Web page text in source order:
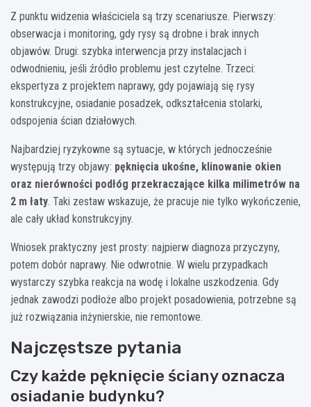
Z punktu widzenia właściciela są trzy scenariusze. Pierwszy:
obserwacja i monitoring, gdy rysy są drobne i brak innych
objawów. Drugi: szybka interwencja przy instalacjach i
odwodnieniu, jeśli źródło problemu jest czytelne. Trzeci:
ekspertyza z projektem naprawy, gdy pojawiają się rysy
konstrukcyjne, osiadanie posadzek, odkształcenia stolarki,
odspojenia ścian działowych.
Najbardziej ryzykowne są sytuacje, w których jednocześnie
występują trzy objawy: pęknięcia ukośne, klinowanie okien
oraz nierówności podłóg przekraczające kilka milimetrów na
2 m łaty. Taki zestaw wskazuje, że pracuje nie tylko wykończenie,
ale cały układ konstrukcyjny.
Wniosek praktyczny jest prosty: najpierw diagnoza przyczyny,
potem dobór naprawy. Nie odwrotnie. W wielu przypadkach
wystarczy szybka reakcja na wodę i lokalne uszkodzenia. Gdy
jednak zawodzi podłoże albo projekt posadowienia, potrzebne są
już rozwiązania inżynierskie, nie remontowe.
Najczęstsze pytania
Czy każde pęknięcie ściany oznacza
osiadanie budynku?